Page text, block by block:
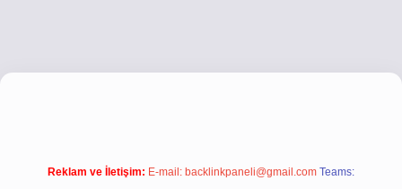
girişbetci girişhiltonbet yeni giriş
Reklam ve İletişim: E-mail: backlinkpaneli@gmail.com Teams: